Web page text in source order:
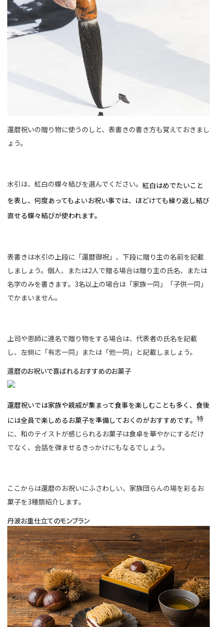
還暦祝いの贈り物に使うのしと、表書きの書き方も覚えておきまし
ょう。
水引は、紅白の蝶々結びを選んでください。 紅白はめでたいこと
を表し、何度あってもよいお祝い事では、ほどけても繰り返し結び
直せる蝶々結びが使われます。
表書きは水引の上段に「還暦御祝」、下段に贈り主の名前を記載
しましょう。個人、または2人で贈る場合は贈り主の氏名、または
名字のみを書きます。3名以上の場合は「家族一同」「子供一同」
でかまいません。
上司や恩師に連名で贈り物をする場合は、代表者の氏名を記載
し、左側に「有志一同」または「他一同」と記載しましょう。
還暦のお祝いで喜ばれるおすすめのお菓子
還暦祝いでは家族や親戚が集まって食事を楽しむことも多く、食後
には全員で楽しめるお菓子を準備しておくのがおすすめです。 特
に、和のテイストが感じられるお菓子は食卓を華やかにするだけ
でなく、会話を弾ませるきっかけにもなるでしょう。
ここからは還暦のお祝いにふさわしい、家族団らんの場を彩るお
菓子を3種類紹介します。
丹波お重仕立てのモンブラン